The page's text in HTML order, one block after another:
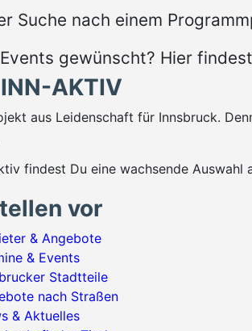
Suche nach einem
gewünscht? Hier
AKTIV
aus Leidenschaft für Innsbruck.
findest Du eine wachsende
vor
& Angebote
& Events
Stadtteile
nach Straßen
& Aktuelles